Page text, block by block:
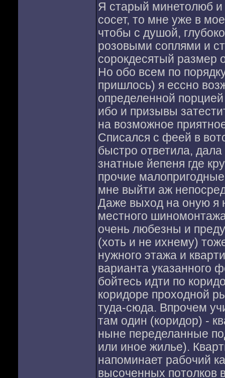
Я старый минетолюб
сосет, то мне уже в
чтобы с душой,
розовыми соплями и
сорокдесятый размер
Но обо всем по
пришлось) я ессно
определенной
ибо и призывы
на возможное
Списался с феей в
быстро ответила,
знатные йепеня где
прочие
мне выйти аж
Даже выход на оную я
местного
очень любезны и
(хоть и не ихнему)
нужного этажа и
варианта указанного
бойтесь идти по
коридоре проходной
туда-сюда. Впрочем
там один (коридор) -
ныне переделанные
или иное жилье).
напоминает рабочий
высоченных потолков